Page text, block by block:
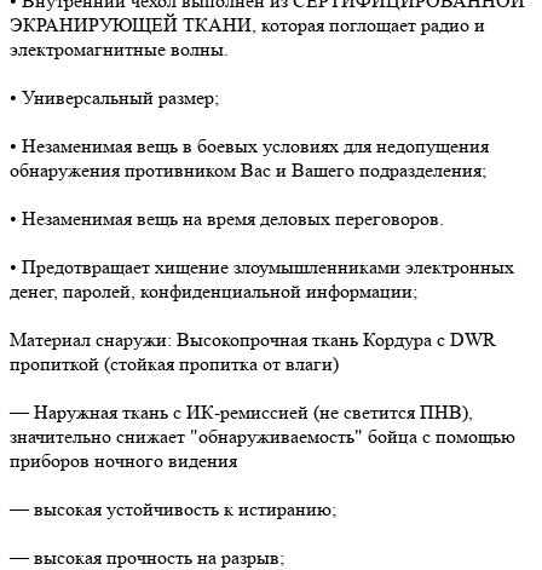
ЭКРАНИРУЮЩЕЙ ТКАНИ, которая поглощает радио и
электромагнитные волны.
• Универсальный размер;
• Незаменимая вещь в боевых условиях для недопущения
обнаружения противником Вас и Вашего подразделения;
• Незаменимая вещь на время деловых переговоров.
• Предотвращает хищение злоумышленниками электронных
денег, паролей, конфиденциальной информации;
Материал снаружи: Высокопрочная ткань Кордура с DWR
пропиткой (стойкая пропитка от влаги)
— Наружная ткань с ИК-ремиссией (не светится ПНВ),
значительно снижает "обнаруживаемость" бойца с помощью
приборов ночного видения
— высокая устойчивость к истиранию;
— высокая прочность на разрыв;